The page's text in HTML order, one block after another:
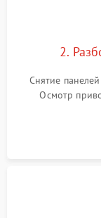
2.
Снятие
Осмотр